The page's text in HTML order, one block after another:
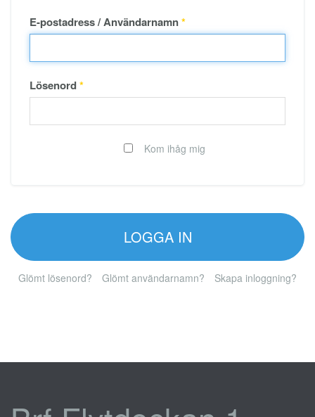
E-postadress / Användarnamn*
Lösenord*
Kom ihåg mig
LOGGA IN
Glömt lösenord? Glömt användarnamn? Skapa inloggning?